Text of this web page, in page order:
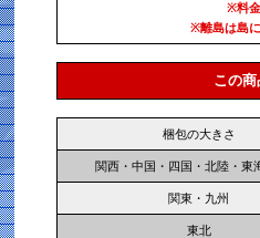
※料
※離島は島
この
梱包の大きさ
関西・中国・四国・北陸・東
関東・九州
東北